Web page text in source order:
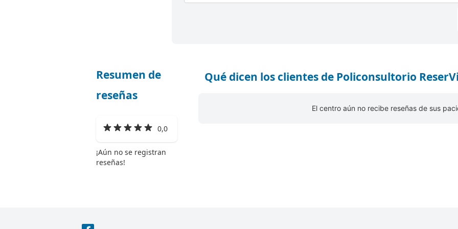
Resumen de
reseñas
0,0
¡Aún no se registran
reseñas!
Qué dicen los clientes de Policonsultorio
El centro aún no recibe reseñas de sus